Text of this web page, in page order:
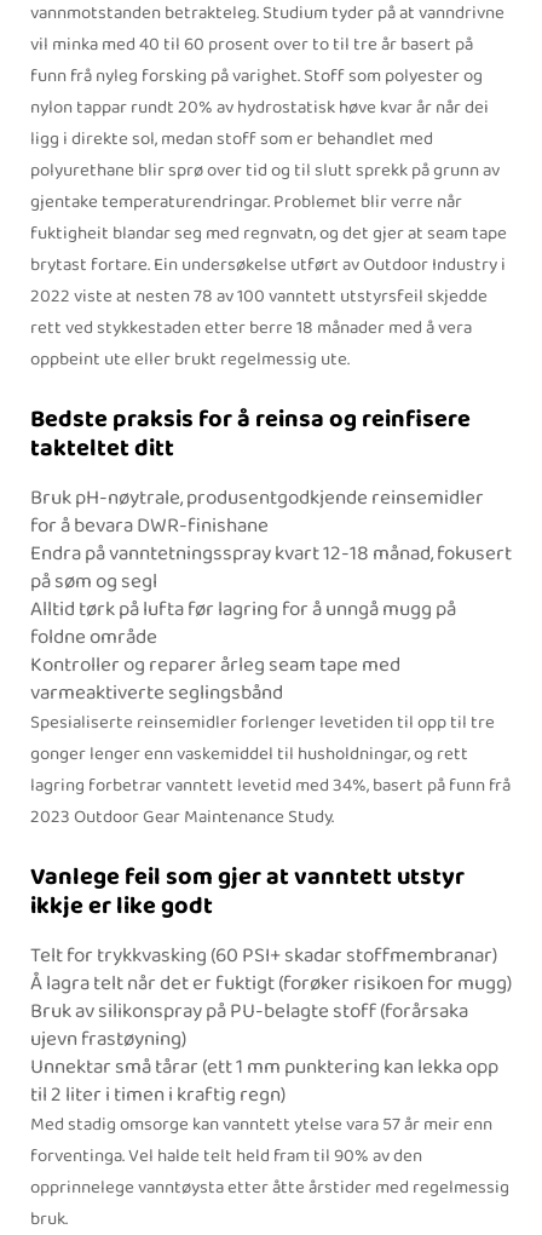
vannmotstanden betrakteleg. Studium tyder på at vanndrivne
vil minka med 40 til 60 prosent over to til tre år basert på
funn frå nyleg forsking på varighet. Stoff som polyester og
nylon tappar rundt 20% av hydrostatisk høve kvar år når dei
ligg i direkte sol, medan stoff som er behandlet med
polyurethane blir sprø over tid og til slutt sprekk på grunn av
gjentake temperaturendringar. Problemet blir verre når
fuktigheit blandar seg med regnvatn, og det gjer at seam tape
brytast fortare. Ein undersøkelse utført av Outdoor Industry i
2022 viste at nesten 78 av 100 vanntett utstyrsfeil skjedde
rett ved stykkestaden etter berre 18 månader med å vera
oppbeint ute eller brukt regelmessig ute.
Bedste praksis for å reinsa og reinfisere
takteltet ditt
Bruk pH-nøytrale, produsentgodkjende reinsemidler
for å bevara DWR-finishane
Endra på vanntetningsspray kvart 12-18 månad, fokusert
på søm og segl
Alltid tørk på lufta før lagring for å unngå mugg på
foldne område
Kontroller og reparer årleg seam tape med
varmeaktiverte seglingsbånd
Spesialiserte reinsemidler forlenger levetiden til opp til tre
gonger lenger enn vaskemiddel til husholdningar, og rett
lagring forbetrar vanntett levetid med 34%, basert på funn frå
2023 Outdoor Gear Maintenance Study.
Vanlege feil som gjer at vanntett utstyr
ikkje er like godt
Telt for trykkvasking (60 PSI+ skadar stoffmembranar)
Å lagra telt når det er fuktigt (forøker risikoen for mugg)
Bruk av silikonspray på PU-belagte stoff (forårsaka
ujevn frastøyning)
Unnektar små tårar (ett 1 mm punktering kan lekka opp
til 2 liter i timen i kraftig regn)
Med stadig omsorge kan vanntett ytelse vara 57 år meir enn
forventinga. Vel halde telt held fram til 90% av den
opprinnelege vanntøysta etter åtte årstider med regelmessig
bruk.